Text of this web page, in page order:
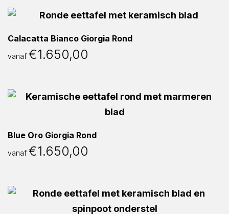
Calacatta Bianco Giorgia Rond
vanaf €1.650,00
Blue Oro Giorgia Rond
vanaf €1.650,00